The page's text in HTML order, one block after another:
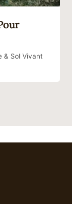
& Sol Vivant